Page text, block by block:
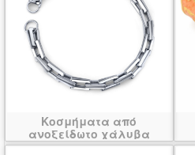
Κοσμήματα από
ανοξείδωτο χάλυβα
βραχιόλι